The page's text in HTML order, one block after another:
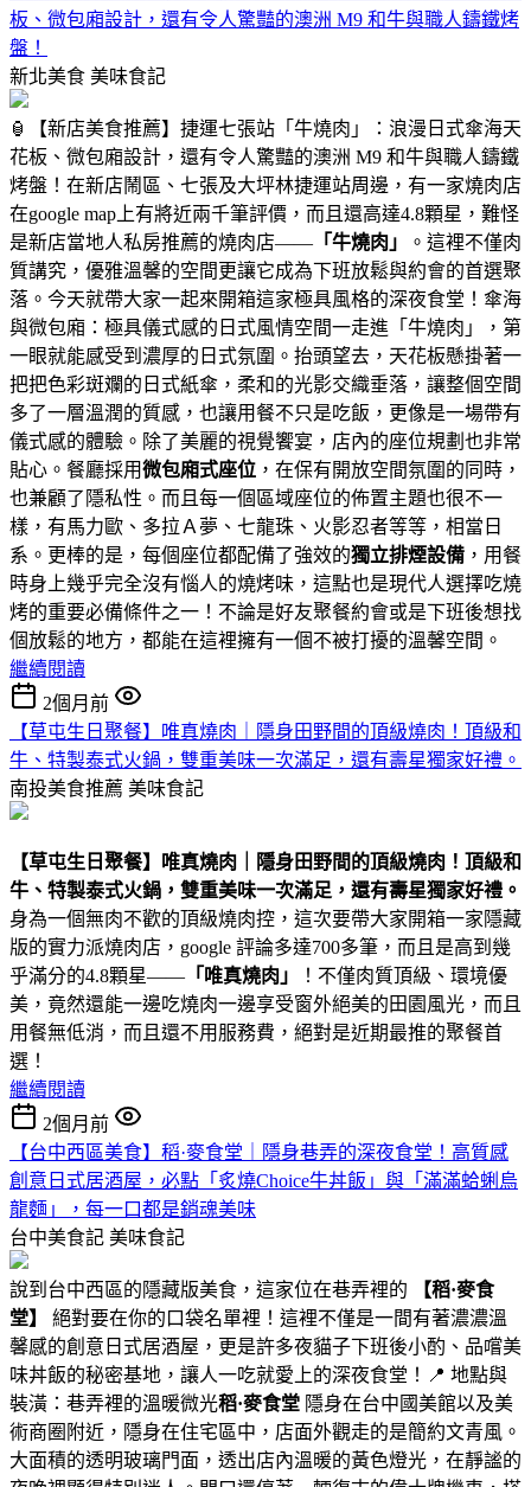
板、微包廂設計，還有令人驚豔的澳洲 M9 和牛與職人鑄鐵烤
盤！
新北美食 美味食記
🏮【新店美食推薦】捷運七張站「牛燒肉」：浪漫日式傘海天
花板、微包廂設計，還有令人驚豔的澳洲 M9 和牛與職人鑄鐵
烤盤！在新店鬧區、七張及大坪林捷運站周邊，有一家燒肉店
在google map上有將近兩千筆評價，而且還高達4.8顆星，難怪
是新店當地人私房推薦的燒肉店—— 「牛燒肉」
。這裡不僅肉
質講究，優雅溫馨的空間更讓它成為下班放鬆與約會的首選聚
落。今天就帶大家一起來開箱這家極具風格的深夜食堂！傘海
與微包廂：極具儀式感的日式風情空間一走進「牛燒肉」，第
一眼就能感受到濃厚的日式氛圍。抬頭望去，天花板懸掛著一
把把色彩斑斕的日式紙傘，柔和的光影交織垂落，讓整個空間
多了一層溫潤的質感，也讓用餐不只是吃飯，更像是一場帶有
儀式感的體驗。除了美麗的視覺饗宴，店內的座位規劃也非常
貼心。餐廳採用微包廂式座位 ，在保有開放空間氛圍的同時，
也兼顧了隱私性。而且每一個區域座位的佈置主題也很不一
樣，有馬力歐、多拉Ａ夢、七龍珠、火影忍者等等，相當日
系。更棒的是，每個座位都配備了強效的獨立排煙設備 ，用餐
時身上幾乎完全沒有惱人的燒烤味，這點也是現代人選擇吃燒
烤的重要必備條件之一！不論是好友聚餐約會或是下班後想找
個放鬆的地方，都能在這裡擁有一個不被打擾的溫馨空間。
繼續閱讀
2個月前
【草屯生日聚餐】唯真燒肉｜隱身田野間的頂級燒肉！頂級和
牛、特製泰式火鍋，雙重美味一次滿足，還有壽星獨家好禮。
南投美食推薦 美味食記
【草屯生日聚餐】唯真燒肉｜隱身田野間的頂級燒肉！頂級和
牛、特製泰式火鍋，雙重美味一次滿足，還有壽星獨家好禮。
身為一個無肉不歡的頂級燒肉控，這次要帶大家開箱一家隱藏
版的實力派燒肉店，google 評論多達700多筆，而且是高到幾
乎滿分的4.8顆星—— 「唯真燒肉」
！不僅肉質頂級、環境優
美，竟然還能一邊吃燒肉一邊享受窗外絕美的田園風光，而且
用餐無低消，而且還不用服務費，絕對是近期最推的聚餐首
選！
繼續閱讀
2個月前
【台中西區美食】稻·麥食堂｜隱身巷弄的深夜食堂！高質感
創意日式居酒屋，必點「炙燒Choice牛丼飯」與「滿滿蛤蜊烏
龍麵」，每一口都是銷魂美味
台中美食記 美味食記
說到台中西區的隱藏版美食，這家位在巷弄裡的
【稻·麥食
堂】
絕對要在你的口袋名單裡！這裡不僅是一間有著濃濃溫
馨感的創意日式居酒屋，更是許多夜貓子下班後小酌、品嚐美
味丼飯的秘密基地，讓人一吃就愛上的深夜食堂！📍 地點與
裝潢：巷弄裡的溫暖微光稻·麥食堂 隱身在台中國美館以及美
術商圈附近，隱身在住宅區中，店面外觀走的是簡約文青風。
大面積的透明玻璃門面，透出店內溫暖的黃色燈光，在靜謐的